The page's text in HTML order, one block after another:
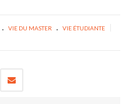
. VIE DU MASTER . VIE ÉTUDIANTE